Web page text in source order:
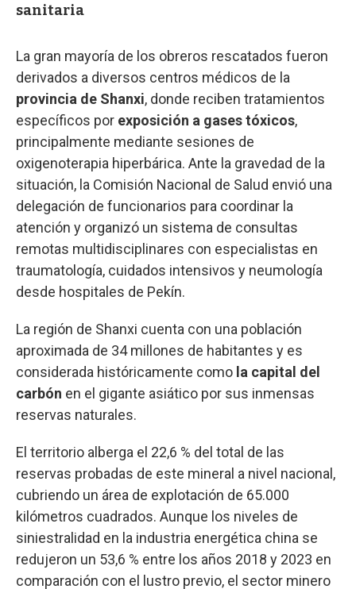
sanitaria
La gran mayoría de los obreros rescatados fueron
derivados a diversos centros médicos de la
provincia de Shanxi, donde reciben tratamientos
específicos por exposición a gases tóxicos,
principalmente mediante sesiones de
oxigenoterapia hiperbárica. Ante la gravedad de la
situación, la Comisión Nacional de Salud envió una
delegación de funcionarios para coordinar la
atención y organizó un sistema de consultas
remotas multidisciplinares con especialistas en
traumatología, cuidados intensivos y neumología
desde hospitales de Pekín.
La región de Shanxi cuenta con una población
aproximada de 34 millones de habitantes y es
considerada históricamente como la capital del
carbón en el gigante asiático por sus inmensas
reservas naturales.
El territorio alberga el 22,6 % del total de las
reservas probadas de este mineral a nivel nacional,
cubriendo un área de explotación de 65.000
kilómetros cuadrados. Aunque los niveles de
siniestralidad en la industria energética china se
redujeron un 53,6 % entre los años 2018 y 2023 en
comparación con el lustro previo, el sector minero